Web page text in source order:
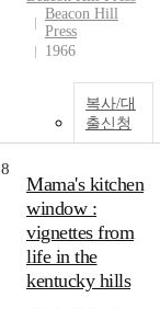
Beacon Hill
Press
1966
복사/대
출신청
8
Mama's kitchen
window :
vignettes from
life in the
kentucky hills